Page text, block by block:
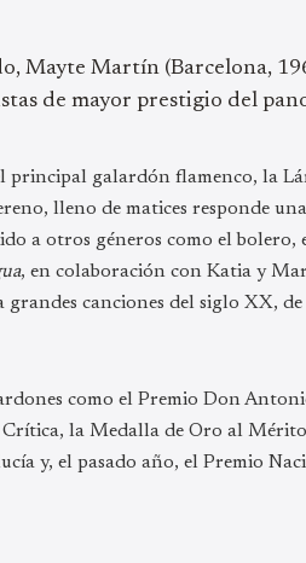
Mayte Martín (Barcelona,
de mayor prestigio del
principal galardón flamenco, la
lleno de matices responde
a otros géneros como el bolero,
, en colaboración con Katia y
grandes canciones del siglo XX,
como el Premio Don
la Medalla de Oro al
y, el pasado año, el Premio